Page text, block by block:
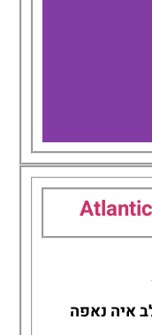
איה נאפה